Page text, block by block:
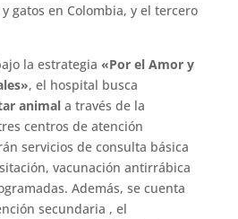
gatos en Colombia, y el tercero
la estrategia «Por el Amor y
, el hospital busca
animala través de la
centros de atención
servicios de consulta básica
vacunación antirrábica
Además, se cuenta
secundaria , el